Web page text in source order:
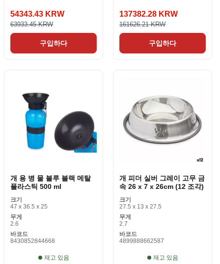
54343.43 KRW
63933.45 KRW
구입하다
137382.28 KRW
161626.21 KRW
구입하다
개 용 병 물 블루 블랙 메탈
플라스틱 500 ml
크기
47 x 36.5 x 25
무게
2.6
바코드
8430852844668
재고 있음
개 피더 실버 그레이 고무 금
속 26 x 7 x 26cm (12 조각)
크기
27.5 x 13 x 27.5
무게
2.7
바코드
4899888662587
재고 있음